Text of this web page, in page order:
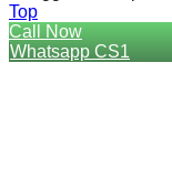
Top
Call Now
Whatsapp CS1